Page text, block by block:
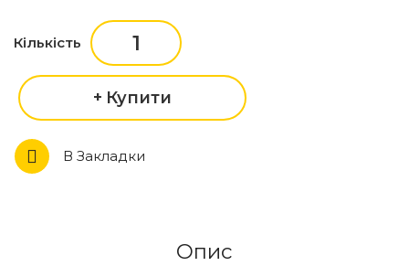
Кількість
Купити
В Закладки
Опис